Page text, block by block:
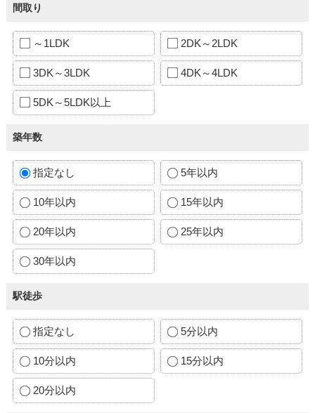
間取り
～1LDK 2DK～2LDK
3DK～3LDK 4DK～4LDK
5DK～5LDK以上
築年数
指定なし 5年以内
10年以内 15年以内
20年以内 25年以内
30年以内
駅徒歩
指定なし 5分以内
10分以内 15分以内
20分以内